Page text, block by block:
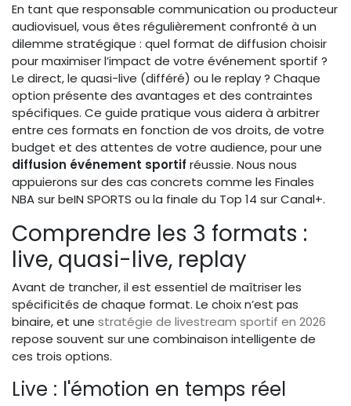
En tant que responsable communication ou producteur
audiovisuel, vous êtes régulièrement confronté à un
dilemme stratégique : quel format de diffusion choisir
pour maximiser l’impact de votre événement sportif ?
Le direct, le quasi-live (différé) ou le replay ? Chaque
option présente des avantages et des contraintes
spécifiques. Ce guide pratique vous aidera à arbitrer
entre ces formats en fonction de vos droits, de votre
budget et des attentes de votre audience, pour une
diffusion événement sportif réussie. Nous nous
appuierons sur des cas concrets comme les Finales
NBA sur beIN SPORTS ou la finale du Top 14 sur Canal+.
Comprendre les 3 formats :
live, quasi-live, replay
Avant de trancher, il est essentiel de maîtriser les
spécificités de chaque format. Le choix n’est pas
binaire, et une stratégie de livestream sportif en 2026
repose souvent sur une combinaison intelligente de
ces trois options.
Live : l'émotion en temps réel